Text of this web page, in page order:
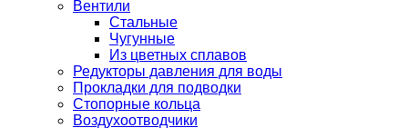
Вентили
Стальные
Чугунные
Из цветных сплавов
Редукторы давления для воды
Прокладки для подводки
Стопорные кольца
Воздухоотводчики